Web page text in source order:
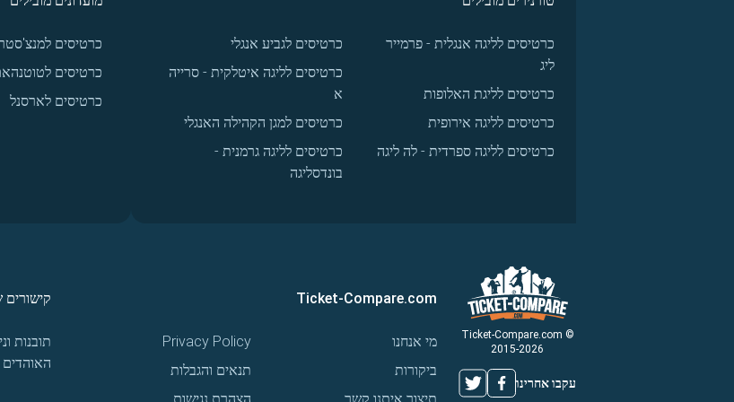
כרטיסים לליגה אנגלית - פרמייר
ליג
כרטיסים לליגת האלופות
כרטיסים לליגה אירופית
כרטיסים לליגה ספרדית - לה ליגה
כרטיסים לגביע אנגלי
כרטיסים לליגה איטלקית - סרייה
א
כרטיסים למגן הקהילה האנגלי
כרטיסים לליגה גרמנית -
בונדסליגה
כרטיסים למנצ'סטר
כרטיסים
כרטיסים לארסנל
© Ticket-Compare.com
2015-2026
עקבו אחרינו
Ticket-Compare.com
מי אנחנו
ביקורות
Privacy Policy
תנאים והגבלות
קישורים
תובנות
האוהדים